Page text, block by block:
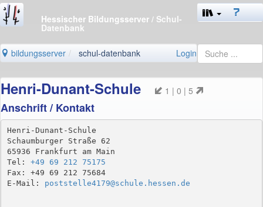
Hessischer Bildungsserver / Schul-
Datenbank
bildungsserver schul-datenbank Login
Henri-Dunant-Schule 1 | 0 | 5
Anschrift / Kontakt
Henri-Dunant-Schule
Schaumburger Straße 62
65936 Frankfurt am Main
Tel: +49 69 212 75175
Fax: +49 69 212 75684
E-Mail: poststelle4179@schule.hessen.de